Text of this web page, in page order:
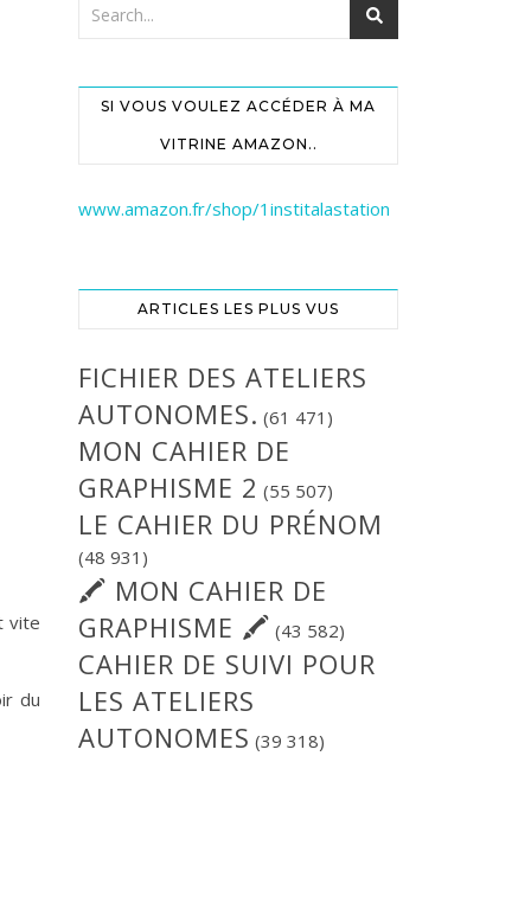
vite
du
SI VOUS VOULEZ ACCÉDER À MA
VITRINE AMAZON..
www.amazon.fr/shop/1institalastation
ARTICLES LES PLUS VUS
FICHIER DES ATELIERS
AUTONOMES. (61 471)
MON CAHIER DE
GRAPHISME 2 (55 507)
LE CAHIER DU PRÉNOM
(48 931)
🖍 MON CAHIER DE
GRAPHISME 🖍 (43 582)
CAHIER DE SUIVI POUR
LES ATELIERS
AUTONOMES (39 318)